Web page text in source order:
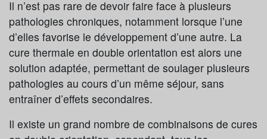
Il n’est pas rare de devoir faire face à plusieurs
pathologies chroniques, notamment lorsque l’une
d’elles favorise le développement d’une autre. La
cure thermale en double orientation est alors une
solution adaptée, permettant de soulager plusieurs
pathologies au cours d’un même séjour, sans
entraîner d’effets secondaires.
Il existe un grand nombre de combinaisons de cures